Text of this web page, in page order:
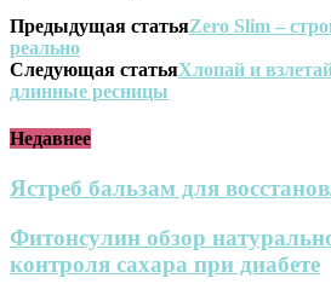
Предыдущая статьяZero Slim –
реально
Следующая статьяХлопай и
длинные ресницы
Недавнее
Ястреб бальзам для
Фитонсулин обзор
контроля сахара при диабете